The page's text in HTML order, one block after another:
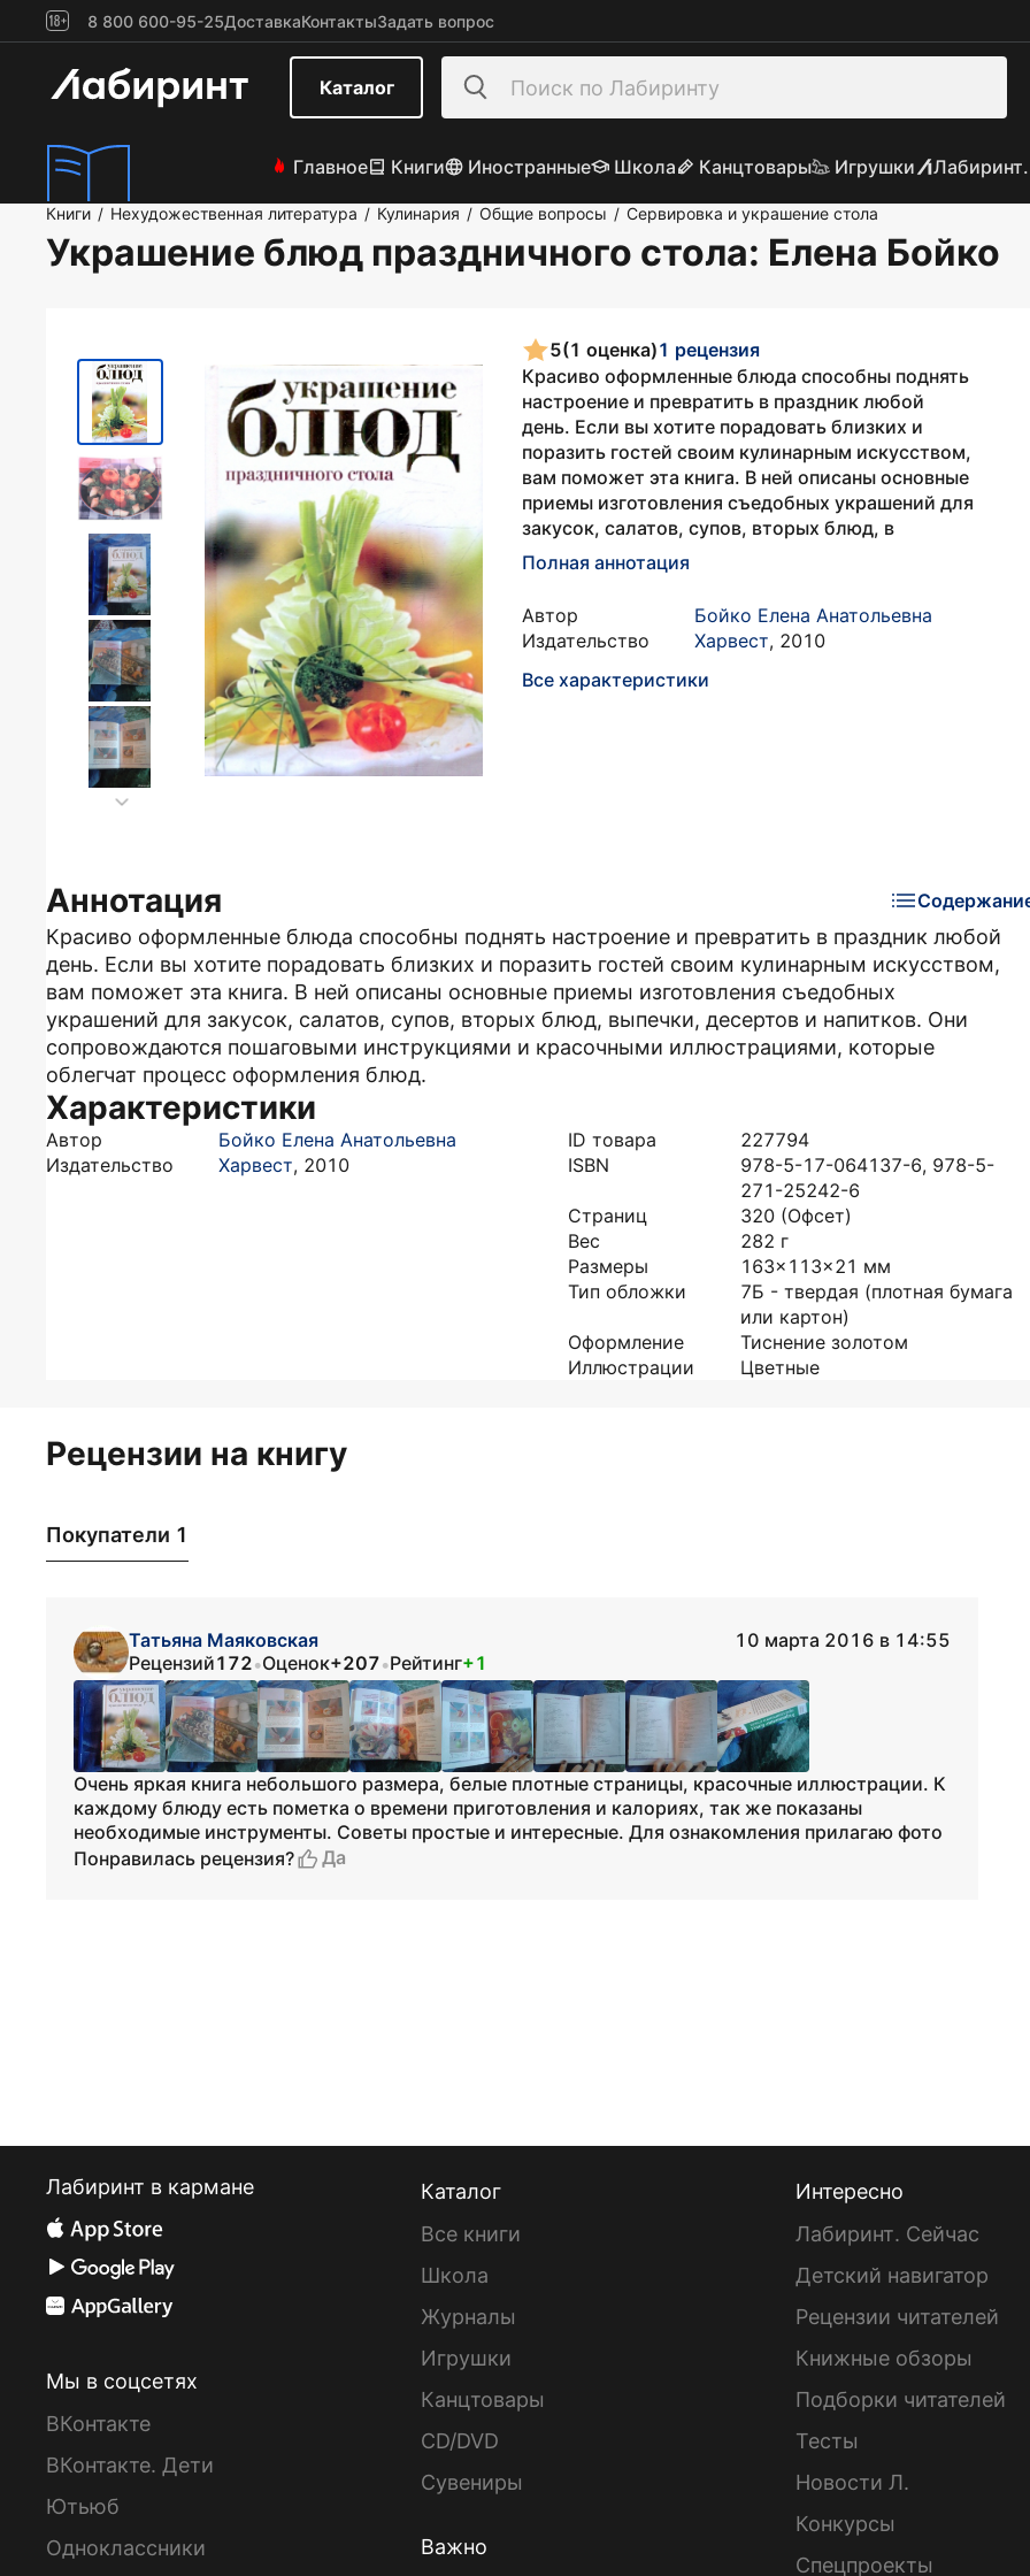
8 800 600-95-25ДоставкаКонтактыЗадать вопрос
Каталог
Главное Книги Иностранные Школа Канцтовары Игрушки
Книги / Нехудожественная литература / Кулинария / Общие вопросы / Сервировка и украшение стола
Украшение блюд праздничного стола: Елена Бойко
5(1 оценка)1 рецензия
Красиво оформленные блюда способны поднять
настроение и превратить в праздник любой
день. Если вы хотите порадовать близких и
поразить гостей своим кулинарным искусством,
вам поможет эта книга. В ней описаны основные
приемы изготовления съедобных украшений для
закусок, салатов, супов, вторых блюд, в
Полная аннотация
Автор
Бойко Елена Анатольевна
Издательство
Харвест, 2010
Все характеристики
Аннотация
Красиво оформленные блюда способны поднять настроение и превратить в праздник любой
день. Если вы хотите порадовать близких и поразить гостей своим кулинарным искусством,
вам поможет эта книга. В ней описаны основные приемы изготовления съедобных
украшений для закусок, салатов, супов, вторых блюд, выпечки, десертов и напитков. Они
сопровождаются пошаговыми инструкциями и красочными иллюстрациями, которые
облегчат процесс оформления блюд.
Характеристики
Автор
Бойко Елена Анатольевна
Издательство
Харвест, 2010
ID товара
227794
ISBN
978-5-17-064137-6, 978-5-
271-25242-6
Страниц
320 (Офсет)
Вес
282 г
Размеры
163x113x21 мм
Тип обложки
7Б - твердая (плотная бумага
или картон)
Оформление
Тиснение золотом
Иллюстрации
Цветные
Рецензии на книгу
Покупатели 1
Татьяна Маяковская
10 марта 2016 в 14:55
Рецензий172•Оценок+207•Рейтинг+1
Очень яркая книга небольшого размера, белые плотные страницы, красочные иллюстрации. К
каждому блюду есть пометка о времени приготовления и калориях, так же показаны
необходимые инструменты. Советы простые и интересные. Для ознакомления прилагаю фото
Понравилась рецензия?
Да
Лабиринт в кармане
Мы в соцсетях
ВКонтакте
ВКонтакте. Дети
Ютьюб
Одноклассники
Каталог
Все книги
Школа
Журналы
Игрушки
Канцтовары
CD/DVD
Сувениры
Важно
Интересно
Лабиринт. Сейчас
Детский навигатор
Рецензии читателей
Книжные обзоры
Подборки читателей
Тесты
Новости Л.
Конкурсы
Спецпроекты